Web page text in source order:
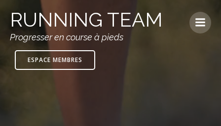
RUNNING TEAM
Progresser en course à pieds
ESPACE MEMBRES